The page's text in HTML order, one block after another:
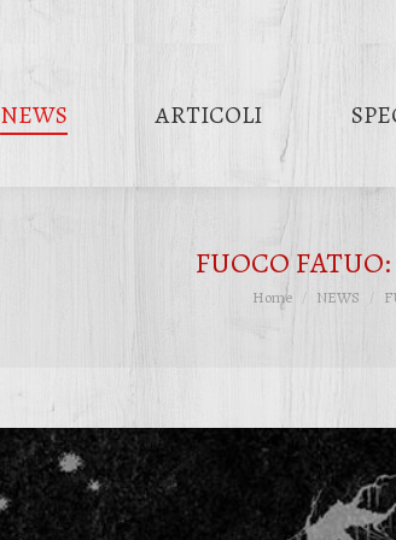
NEWS ARTICOLI
FUOCO
Tu sei qui:
Home NEWS